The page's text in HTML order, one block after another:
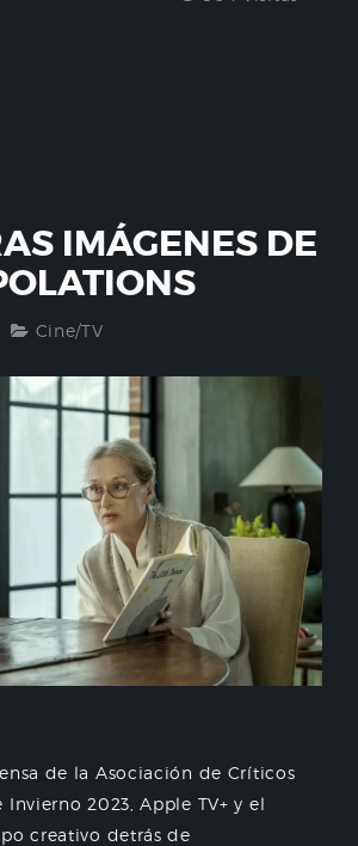
IMÁGENES DE
Cine/TV
de la Asociación de Críticos
Invierno 2023, Apple TV+ y el
creativo detrás de